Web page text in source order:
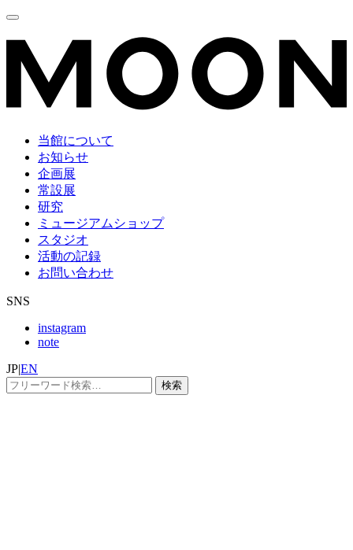
当館について
お知らせ
企画展
常設展
研究
ミュージアムショップ
スタジオ
活動の記録
お問い合わせ
SNS
instagram
note
JP|EN
検索